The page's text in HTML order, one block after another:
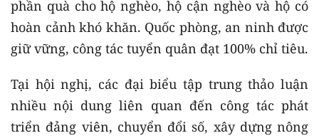
phần quà cho hộ nghèo, hộ cận nghèo và hộ có
hoàn cảnh khó khăn. Quốc phòng, an ninh được
giữ vững, công tác tuyển quân đạt 100% chỉ tiêu.
Tại hội nghị, các đại biểu tập trung thảo luận
nhiều nội dung liên quan đến công tác phát
triển đảng viên, chuyển đổi số, xây dựng nông